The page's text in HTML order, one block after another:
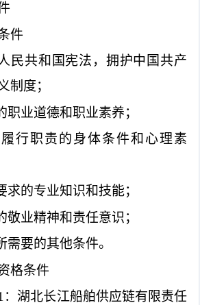
件
民共和国宪法，拥护中国共产
制度；
职业道德和职业素养；
行职责的身体条件和心理素
求的专业知识和技能；
敬业精神和责任意识；
需要的其他条件。
格条件
：湖北长江船舶供应链有限责任